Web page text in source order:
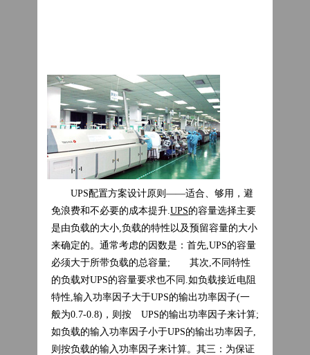
UPS配置方案设计原则——适合、够用，避
免浪费和不必要的成本提升.UPS的容量选择主要
是由负载的大小,负载的特性以及预留容量的大小
来确定的。通常考虑的因数是：首先,UPS的容量
必须大于所带负载的总容量; 其次,不同特性
的负载对UPS的容量要求也不同.如负载接近电阻
特性,输入功率因子大于UPS的输出功率因子(一
般为0.7-0.8)，则按 UPS的输出功率因子来计算;
如负载的输入功率因子小于UPS的输出功率因子,
则按负载的输入功率因子来计算。其三：为保证